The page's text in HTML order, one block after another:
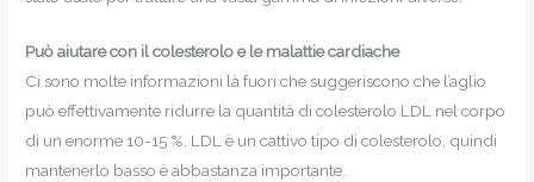
Può aiutare con il colesterolo e le malattie cardiache
Ci sono molte informazioni là fuori che suggeriscono che l’aglio
può effettivamente ridurre la quantità di colesterolo LDL nel corpo
di un enorme 10-15 %. LDL è un cattivo tipo di colesterolo, quindi
mantenerlo basso è abbastanza importante.